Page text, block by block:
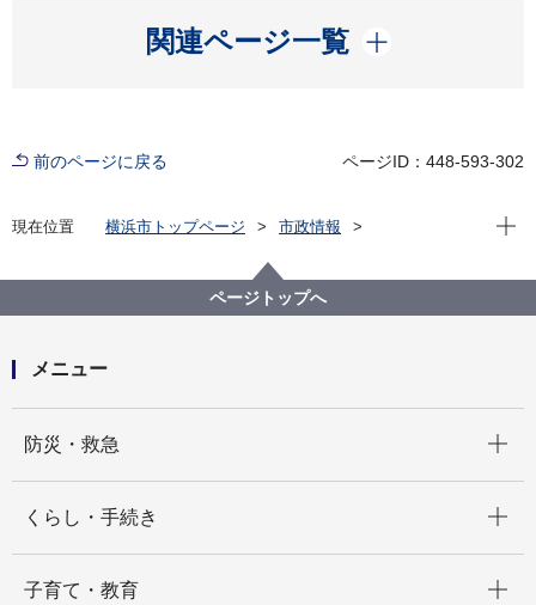
関連ページ一覧
開く
前のページに戻る ページID：448-593-302
現在位置 横浜市トップページ
市政情報
事務処理ミス等の状況について
現在
ページトップへ
メニュー
防災・救急
くらし・手続き
子育て・教育